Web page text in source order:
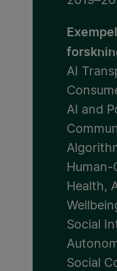
AI
AI and
Health,
Social
Social